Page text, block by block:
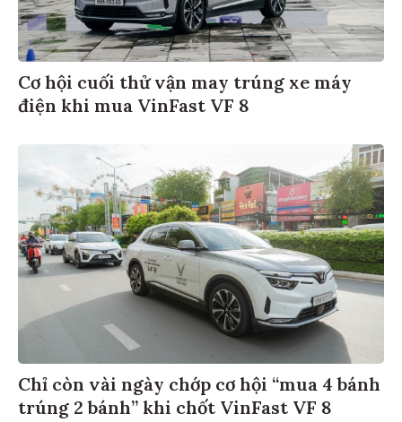
Cơ hội cuối thử vận may trúng xe máy
điện khi mua VinFast VF 8
Chỉ còn vài ngày chớp cơ hội “mua 4 bánh
trúng 2 bánh” khi chốt VinFast VF 8